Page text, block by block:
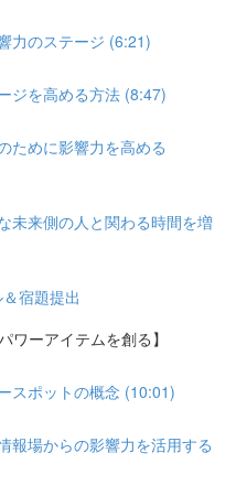
力のステージ (6:21)
ジを高める方法 (8:47)
めに影響力を高める
未来側の人と関わる時間を増
宿題提出
ーアイテムを創る】
スポットの概念 (10:01)
場からの影響力を活用する